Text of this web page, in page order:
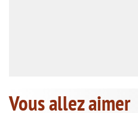
Vous allez aimer